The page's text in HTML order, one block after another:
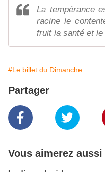
La tempérance
racine le
fruit la santé et le
#Le billet du Dimanche
Partager
Vous aimerez aussi